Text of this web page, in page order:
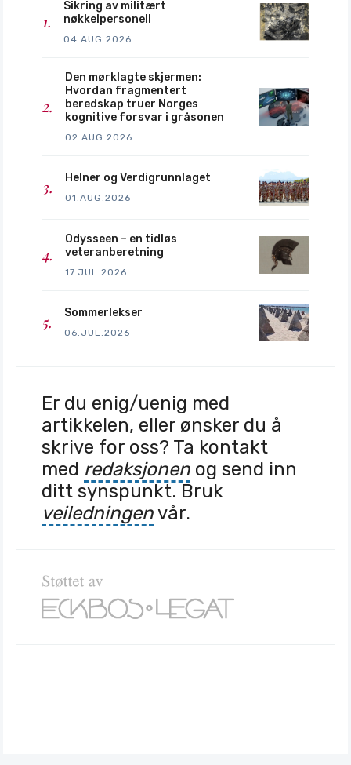
Sikring av militært
nøkkelpersonell
04.AUG.2026
Den mørklagte skjermen:
Hvordan fragmentert
beredskap truer Norges
kognitive forsvar i gråsonen
02.AUG.2026
Helner og Verdigrunnlaget
01.AUG.2026
Odysseen – en tidløs
veteranberetning
17.JUL.2026
Sommerlekser
06.JUL.2026
Er du enig/uenig med
artikkelen, eller ønsker du å
skrive for oss? Ta kontakt
med redaksjonen og send inn
ditt synspunkt. Bruk
veiledningenvår.